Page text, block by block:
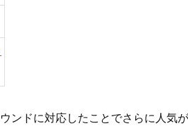
ンドに対応したことでさらに人気